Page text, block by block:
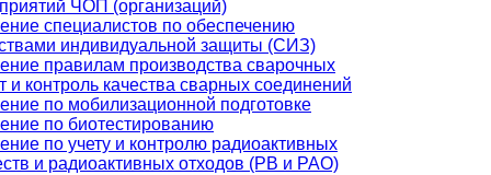
ЧОП (организаций)
специалистов по обеспечению
индивидуальной защиты (СИЗ)
правилам производства сварочных
и контроль качества сварных соединений
по мобилизационной подготовке
по биотестированию
по учету и контролю радиоактивных
и радиоактивных отходов (РВ и РАО)